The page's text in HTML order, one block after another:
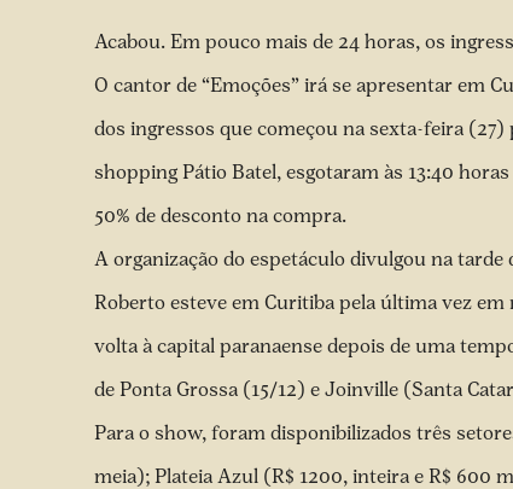
Acabou. Em pouco mais de 24 horas, os
O cantor de “Emoções” irá se apresentar em
dos ingressos que começou na sexta-feira (27)
shopping Pátio Batel, esgotaram às 13:40
50% de desconto na compra.
A organização do espetáculo divulgou na tarde
Roberto esteve em Curitiba pela última vez
volta à capital paranaense depois de uma
de Ponta Grossa (15/12) e Joinville (Santa
Para o show, foram disponibilizados três
meia); Plateia Azul (R$ 1200, inteira e R$ 600